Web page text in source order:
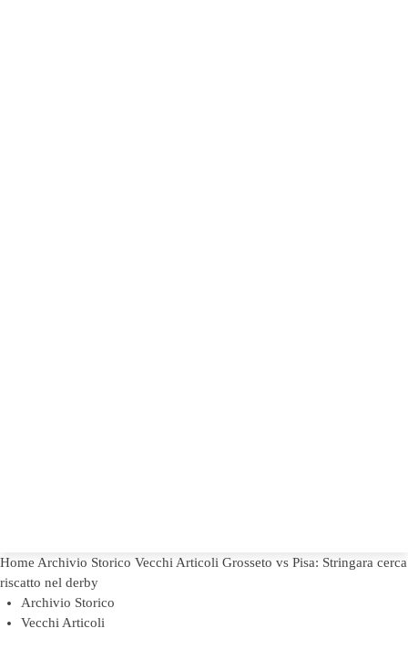
Home Archivio Storico Vecchi Articoli Grosseto vs Pisa: Stringara cerca
riscatto nel derby
Archivio Storico
Vecchi Articoli